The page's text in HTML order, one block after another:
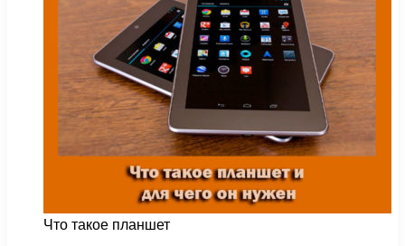
Что такое планшет